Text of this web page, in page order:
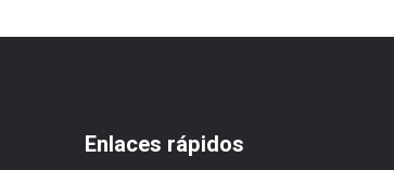
Enlaces rápidos